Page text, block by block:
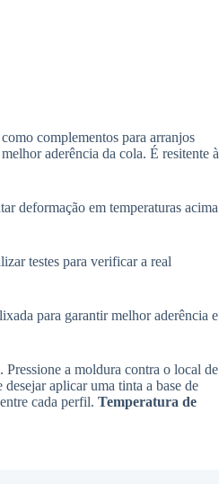
complementos para arranjos
aderência da cola. É resitente à
deformação em temperaturas acima
testes para verificar a real
para garantir melhor aderência e
a moldura contra o local de
aplicar uma tinta a base de
cada perfil. Temperatura de